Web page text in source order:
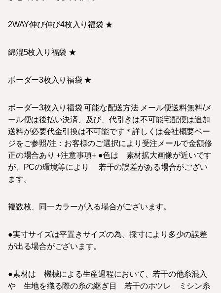
2WAY伸び伸び4枚入り福袋 ★
綿混5枚入り福袋 ★
ボーダー3枚入り福袋 ★
ボーダー3枚入り福袋 可能な配送方法 メール便送料無料/メ
ール便は後払い決済、及び、代引きは不可能宅配便は追加
送料が必要代金引換は不可能です＊詳しくは会社概要ペー
ジをご参照/注：お客様のご選択により受注メールで金額修
正の場合あり +注意事項+ ●色は 素材拡大画像が近いです
が、PCの環境等により 若干の誤差がある場合がござい
ます。
複数枚、同一カラーが入る場合がございます。
●実寸サイズは平置きサイズの為、採寸により多少の誤差
が出る場合がございます。
●素材は 機械による生産過程において、若干の他糸混入
や 生地を織る際の糸の継ぎ目 若干のホツレ ミシン糸